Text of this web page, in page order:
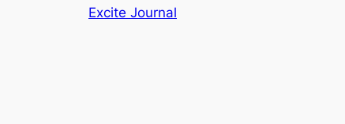
Excite Journal